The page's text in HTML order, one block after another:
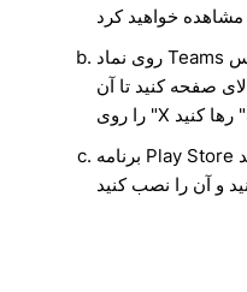
روی نماد Teams ضربه بزنید و نگه دارید و سپس
صفحه کنید تا آن
برنامه Play Store را باز کنید ، Teams را جستجو